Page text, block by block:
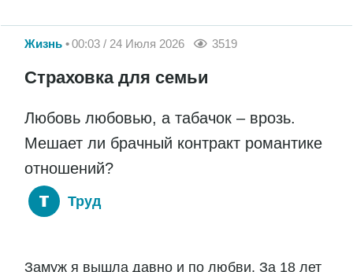
Жизнь 00:03 / 24 Июля 2026 3519
Страховка для семьи
Любовь любовью, а табачок – врозь.
Мешает ли брачный контракт романтике
отношений?
Труд
Замуж я вышла давно и по любви. За 18 лет